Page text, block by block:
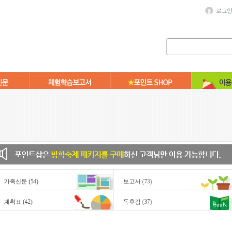
로그인
가족신문 (54) 보고서 (73)
계획표 (42) 독후감 (37)